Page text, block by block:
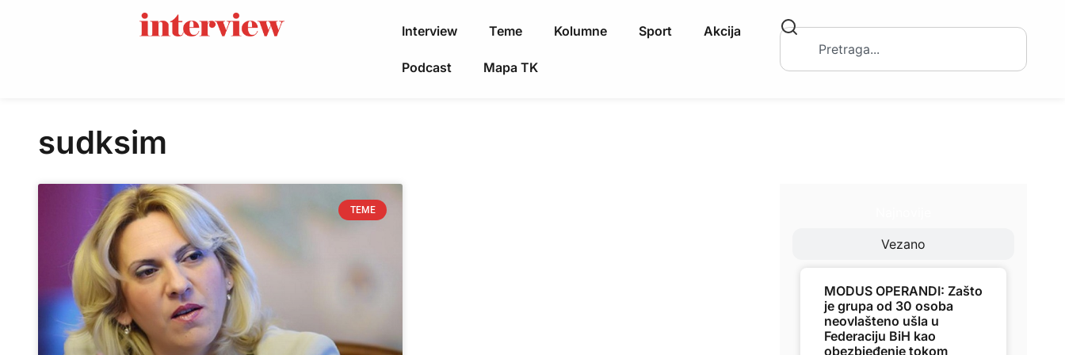
Interview Teme Kolumne Sport Akcija
Podcast Mapa TK
sudksim
TEME
Vezano
MODUS OPERANDI: Zašto
je grupa od 30 osoba
neovlašteno ušla u
Federaciju BiH kao
obezbjeđenje tokom